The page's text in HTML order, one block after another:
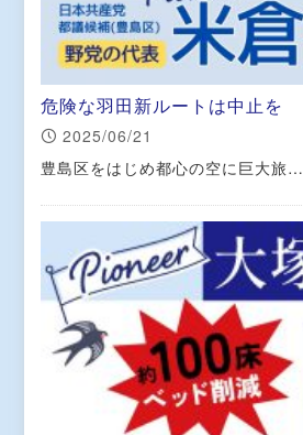
危険な羽田新ルートは中止を
2025/06/21
豊島区をはじめ都心の空に巨大旅…